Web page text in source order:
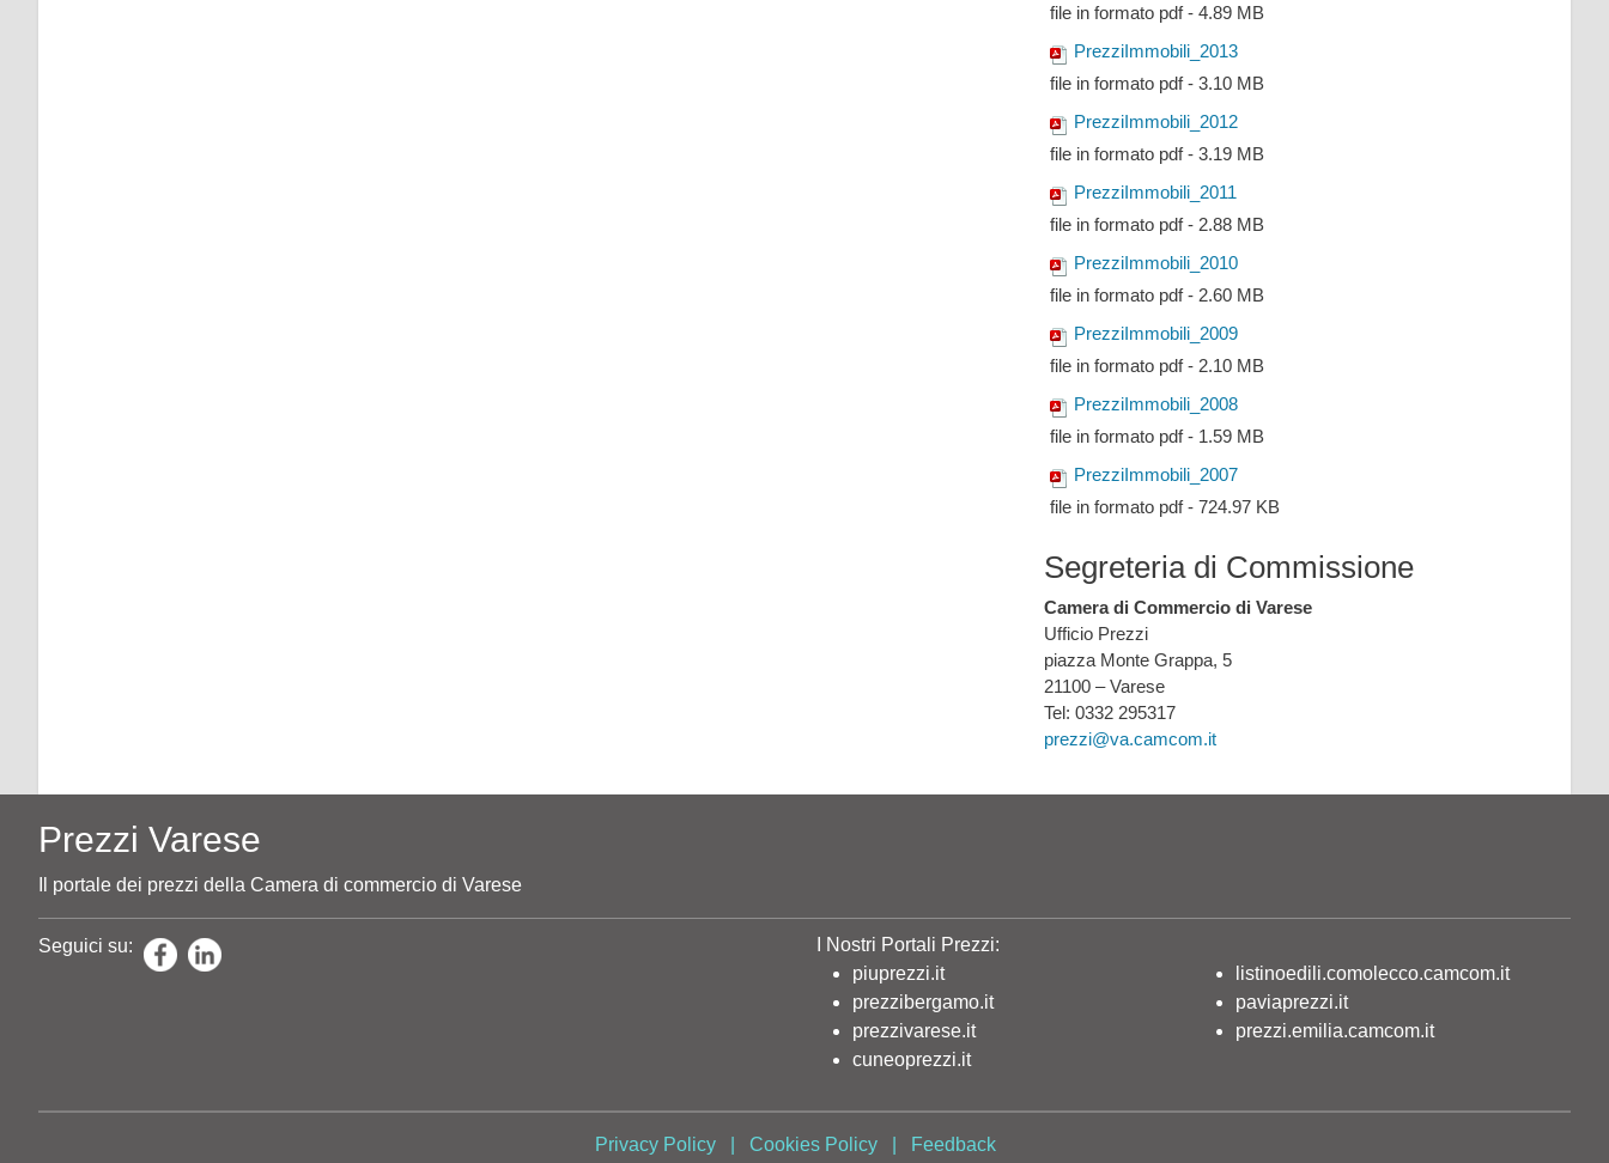
file in formato pdf - 4.89 MB
PrezziImmobili_2013
file in formato pdf - 3.10 MB
PrezziImmobili_2012
file in formato pdf - 3.19 MB
PrezziImmobili_2011
file in formato pdf - 2.88 MB
PrezziImmobili_2010
file in formato pdf - 2.60 MB
PrezziImmobili_2009
file in formato pdf - 2.10 MB
PrezziImmobili_2008
file in formato pdf - 1.59 MB
PrezziImmobili_2007
file in formato pdf - 724.97 KB
Segreteria di Commissione
Camera di Commercio di Varese
Ufficio Prezzi
piazza Monte Grappa, 5
21100 – Varese
Tel: 0332 295317
prezzi@va.camcom.it
Prezzi Varese
Il portale dei prezzi della Camera di commercio di Varese
Seguici su:
I Nostri Portali Prezzi:
piuprezzi.it
prezzibergamo.it
prezzivarese.it
cuneoprezzi.it
listinoedili.comolecco.camcom.it
paviaprezzi.it
prezzi.emilia.camcom.it
Privacy Policy| Cookies Policy| Feedback